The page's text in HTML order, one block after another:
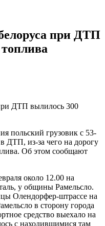
при ДТП
польский грузовик с 53-
ДТП, из-за чего на дорогу
Об этом сообщают
около 12.00 на
у общины Рамельсло.
Олендорфер-штрассе на
в сторону города
средство выехало на
с находившимися там